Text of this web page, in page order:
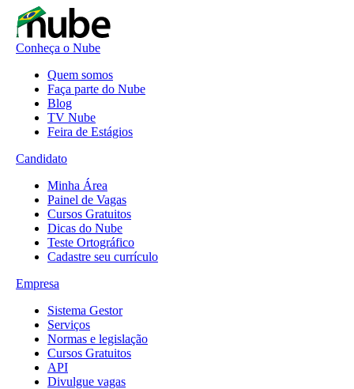
Conheça o Nube
Quem somos
Faça parte do Nube
Blog
TV Nube
Feira de Estágios
Candidato
Minha Área
Painel de Vagas
Cursos Gratuitos
Dicas do Nube
Teste Ortográfico
Cadastre seu currículo
Empresa
Sistema Gestor
Serviços
Normas e legislação
Cursos Gratuitos
API
Divulgue vagas